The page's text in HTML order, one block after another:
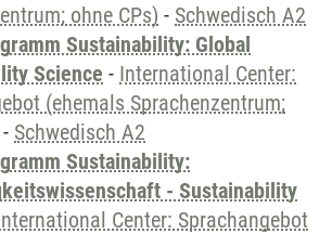
ohne CPs) - Schwedisch A2
Sustainability: Global
Science - International Center:
(ehemals Sprachenzentrum;
- Schwedisch A2
Sustainability:
- Sustainability
Center: Sprachangebot